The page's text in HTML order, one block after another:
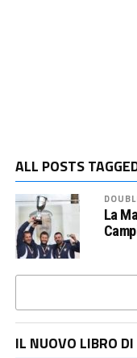
ALL POSTS
La
IL NUOVO LIBRO